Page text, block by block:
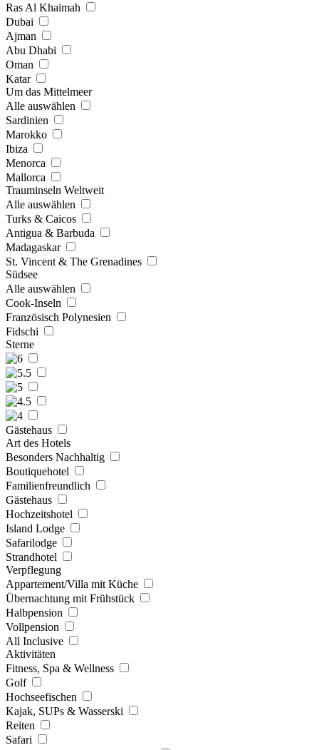
Ras Al Khaimah
Dubai
Ajman
Abu Dhabi
Oman
Katar
Um das Mittelmeer
Alle auswählen
Sardinien
Marokko
Ibiza
Menorca
Mallorca
Trauminseln Weltweit
Alle auswählen
Turks & Caicos
Antigua & Barbuda
Madagaskar
St. Vincent & The Grenadines
Südsee
Alle auswählen
Cook-Inseln
Französisch Polynesien
Fidschi
Sterne
Gästehaus
Art des Hotels
Besonders Nachhaltig
Boutiquehotel
Familienfreundlich
Gästehaus
Hochzeitshotel
Island Lodge
Safarilodge
Strandhotel
Verpflegung
Appartement/Villa mit Küche
Übernachtung mit Frühstück
Halbpension
Vollpension
All Inclusive
Aktivitäten
Fitness, Spa & Wellness
Golf
Hochseefischen
Kajak, SUPs & Wasserski
Reiten
Safari